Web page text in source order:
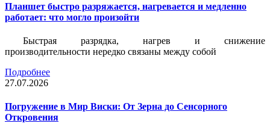
Планшет быстро разряжается, нагревается и медленно
работает: что могло произойти
Быстрая разрядка, нагрев и снижение
производительности нередко связаны между собой
Подробнее
27.07.2026
Погружение в Мир Виски: От Зерна до Сенсорного
Откровения